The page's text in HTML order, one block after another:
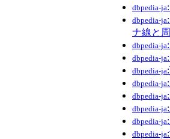
dbpedia-ja
dbpedia-ja
ナ線と
dbpedia-ja
dbpedia-ja
dbpedia-ja
dbpedia-ja
dbpedia-ja
dbpedia-ja
dbpedia-ja
dbpedia-ja